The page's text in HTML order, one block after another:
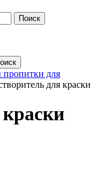
Поиск
пропитки для
для краски